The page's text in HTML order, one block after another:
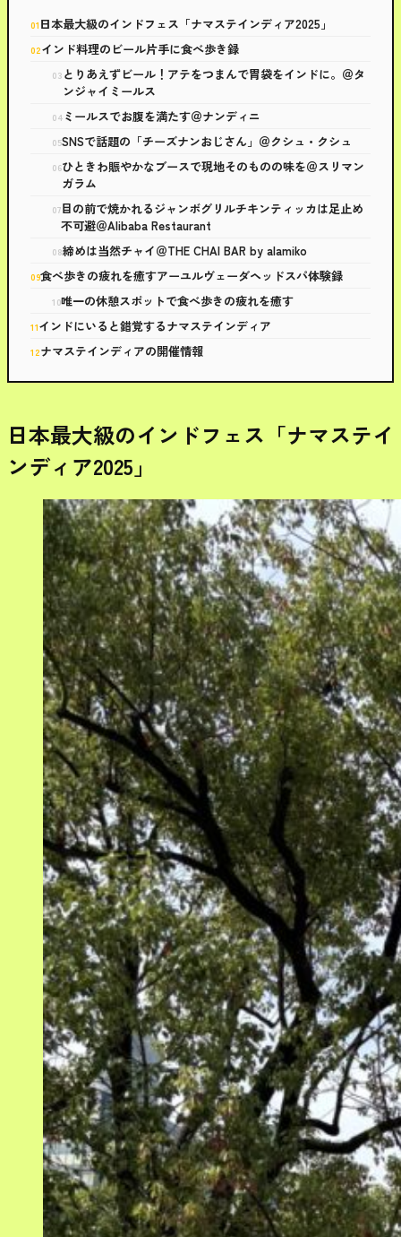
日本最大級のインドフェス「ナマステインディア2025」
インド料理のビール片手に食べ歩き録
とりあえずビール！アテをつまんで胃袋をインドに。＠タ
ンジャイミールス
ミールスでお腹を満たす＠ナンディニ
SNSで話題の「チーズナンおじさん」＠クシュ・クシュ
ひときわ賑やかなブースで現地そのものの味を＠スリマン
ガラム
目の前で焼かれるジャンボグリルチキンティッカは足止め
不可避＠Alibaba Restaurant
締めは当然チャイ＠THE CHAI BAR by alamiko
食べ歩きの疲れを癒すアーユルヴェーダヘッドスパ体験録
唯一の休憩スポットで食べ歩きの疲れを癒す
インドにいると錯覚するナマステインディア
ナマステインディアの開催情報
日本最大級のインドフェス「ナマステイ
ンディア2025」